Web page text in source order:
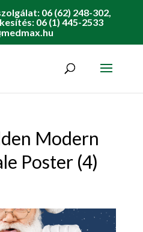
06 (62) 248-302,
06 (1) 445-2533
Modern
Poster (4)